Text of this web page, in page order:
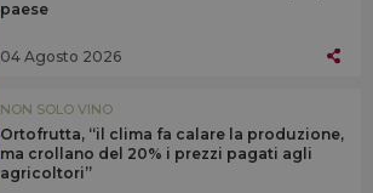
paese
04 Agosto 2026
NON SOLO VINO
Ortofrutta, “il clima fa calare la produzione,
ma crollano del 20% i prezzi pagati agli
agricoltori”